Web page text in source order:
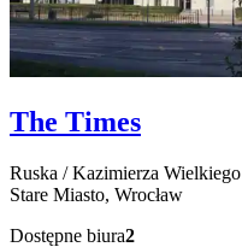
The Times
Ruska / Kazimierza Wielkiego
Stare Miasto, Wrocław
Dostępne biura2